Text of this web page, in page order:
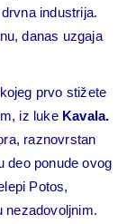
industrija.
danas uzgaja
prvo stižete
iz luke Kavala.
raznovrstan
deo ponude ovog
Potos,
nezadovoljnim.